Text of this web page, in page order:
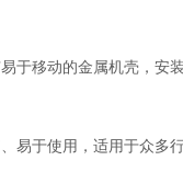
于移动的金属机壳，
易于使用，适用于众多